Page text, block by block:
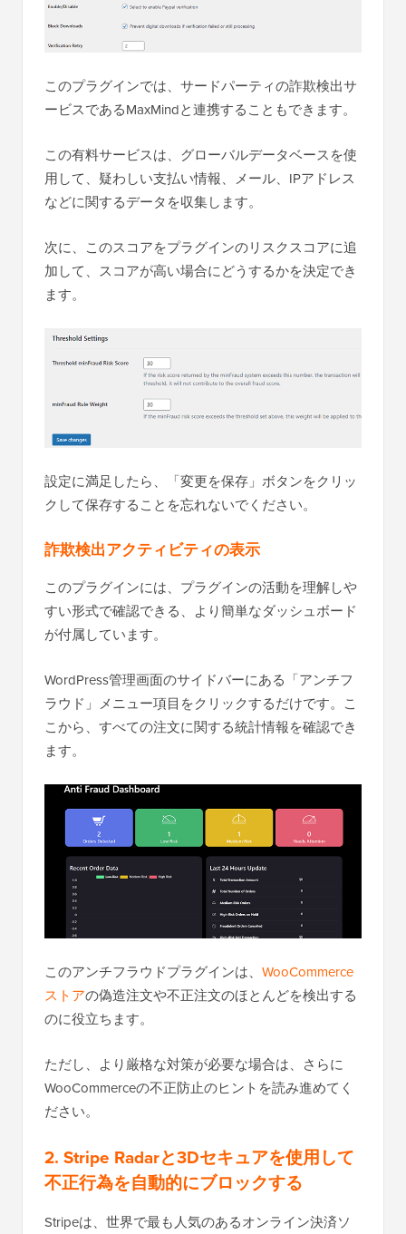
このプラグインでは、サードパーティの詐欺検出サ
ービスであるMaxMindと連携することもできます。
この有料サービスは、グローバルデータベースを使
用して、疑わしい支払い情報、メール、IPアドレス
などに関するデータを収集します。
次に、このスコアをプラグインのリスクスコアに追
加して、スコアが高い場合にどうするかを決定でき
ます。
設定に満足したら、「変更を保存」ボタンをクリッ
クして保存することを忘れないでください。
詐欺検出アクティビティの表示
このプラグインには、プラグインの活動を理解しや
すい形式で確認できる、より簡単なダッシュボード
が付属しています。
WordPress管理画面のサイドバーにある「アンチフ
ラウド」メニュー項目をクリックするだけです。こ
こから、すべての注文に関する統計情報を確認でき
ます。
このアンチフラウドプラグインは、 WooCommerce
ストアの偽造注文や不正注文のほとんどを検出する
のに役立ちます。
ただし、より厳格な対策が必要な場合は、さらに
WooCommerceの不正防止のヒントを読み進めてく
ださい。
2. Stripe Radarと3Dセキュアを使用して
不正行為を自動的にブロックする
Stripeは、世界で最も人気のあるオンライン決済ソ